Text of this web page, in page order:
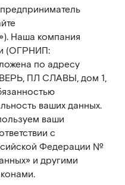
Наша компания
(ОГРНИП:
по адресу
ПЛ СЛАВЫ, дом 1,
ваших данных.
ваши
с
Федерации №
и другими